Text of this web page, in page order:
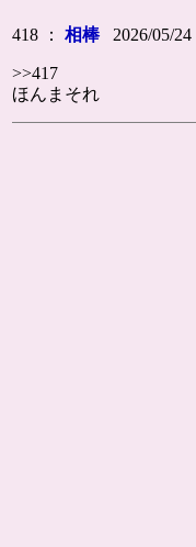
418 ：相棒2026/05/24
>>417
ほんまそれ